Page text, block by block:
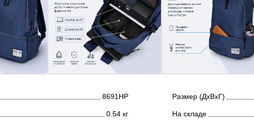
8691НР Размер (ДхВхГ)
0.54 кг На складе